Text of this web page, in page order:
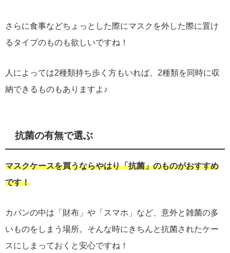
さらに食事などちょっとした際にマスクを外した際に置け
るタイプのものも欲しいですね！
人によっては2種類持ち歩く方もいれば、2種類を同時に収
納できるものもありますよ♪
抗菌の有無で選ぶ
マスクケースを買うならやはり「抗菌」のものがおすすめ
です！
カバンの中は「財布」や「スマホ」など、意外と雑菌の多
いものをしまう場所。そんな時にきちんと抗菌されたケー
スにしまっておくと安心ですね！